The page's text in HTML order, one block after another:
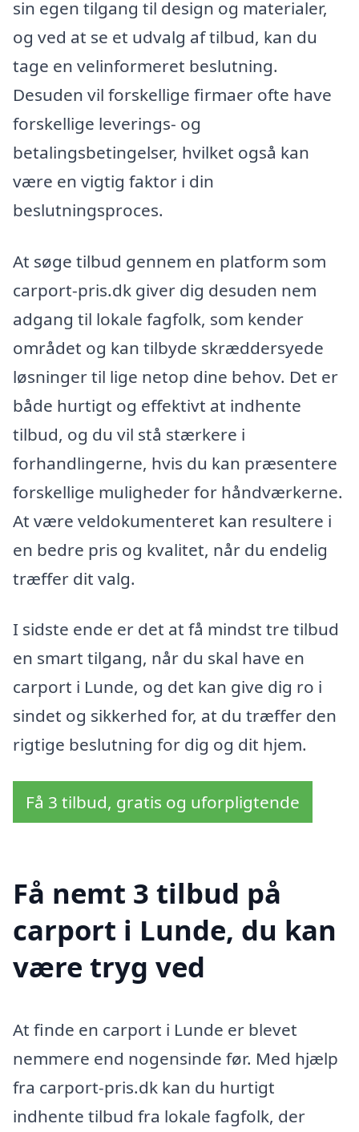
sin egen tilgang til design og materialer,
og ved at se et udvalg af tilbud, kan du
tage en velinformeret beslutning.
Desuden vil forskellige firmaer ofte have
forskellige leverings- og
betalingsbetingelser, hvilket også kan
være en vigtig faktor i din
beslutningsproces.
At søge tilbud gennem en platform som
carport-pris.dk giver dig desuden nem
adgang til lokale fagfolk, som kender
området og kan tilbyde skræddersyede
løsninger til lige netop dine behov. Det er
både hurtigt og effektivt at indhente
tilbud, og du vil stå stærkere i
forhandlingerne, hvis du kan præsentere
forskellige muligheder for håndværkerne.
At være veldokumenteret kan resultere i
en bedre pris og kvalitet, når du endelig
træffer dit valg.
I sidste ende er det at få mindst tre tilbud
en smart tilgang, når du skal have en
carport i Lunde, og det kan give dig ro i
sindet og sikkerhed for, at du træffer den
rigtige beslutning for dig og dit hjem.
Få 3 tilbud, gratis og uforpligtende
Få nemt 3 tilbud på
carport i Lunde, du kan
være tryg ved
At finde en carport i Lunde er blevet
nemmere end nogensinde før. Med hjælp
fra carport-pris.dk kan du hurtigt
indhente tilbud fra lokale fagfolk, der